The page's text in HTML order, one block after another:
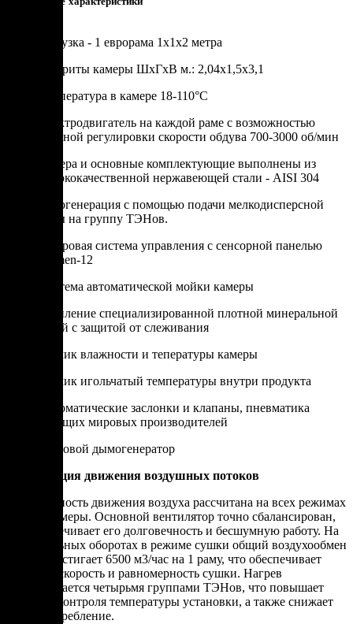
Загрузка - 1 еврорама 1х1х2 метра
Габариты камеры ШхГхВ м.: 2,04х1,5х3,1
Tемпература в камере 18-110°C
Электродвигатель на каждой раме с возможностью
плавной регулировки скорости обдува 700-3000 об/мин
Камера и основные комплектующие выполнены из
высококачественной нержавеющей стали - AISI 304
Парогенерация с помощью подачи мелкодисперсной
воды на группу ТЭНов.
Цифровая система управления с сенсорной панелью
Varmen-12
Система автоматической мойки камеры
Утепление специализированной плотной минеральной
ватой с защитой от слеживания
Датчик влажности и тепературы камеры
Датчик игольчатый температуры внутри продукта
Автоматические заслонки и клапаны, пневматика
ведущих мировых производителей
Щеповой дымогенератор
Организация движения воздушных потоков
Равномерность движения воздуха рассчитана на всех режимах
работы камеры. Основной вентилятор точно сбалансирован,
что обеспечивает его долговечность и бесшумную работу. На
максимальных оборотах в режиме сушки общий воздухообмен
камеры достигает 6500 м3/час на 1 раму, что обеспечивает
высокую скорость и равномерность сушки. Нагрев
обеспечивается четырьмя группами ТЭНов, что повышает
точность контроля температуры установки, а также снижает
энергопотребление.